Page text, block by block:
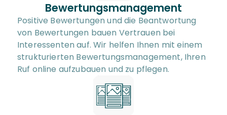
Bewertungsmanagement
Positive Bewertungen und die Beantwortung
von Bewertungen bauen Vertrauen bei
Interessenten auf. Wir helfen Ihnen mit einem
strukturierten Bewertungsmanagement, Ihren
Ruf online aufzubauen und zu pflegen.